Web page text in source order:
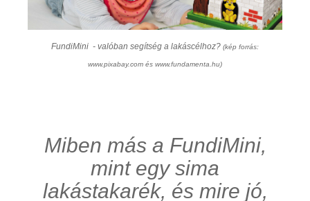
FundiMini - valóban segítség a lakáscélhoz? (kép forrás:
www.pixabay.com és www.fundamenta.hu)
Miben más a FundiMini,
mint egy sima
lakástakarék, és mire jó,